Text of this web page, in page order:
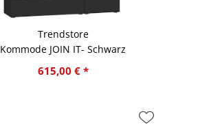
Trendstore
Kommode JOIN IT- Schwarz
615,00 € *